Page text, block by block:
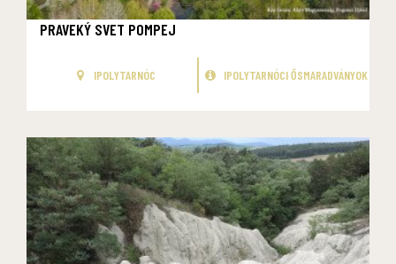
PRAVEKÝ SVET POMPEJ
IPOLYTARNÓC IPOLYTARNÓCI ŐSMARADVÁNYOK